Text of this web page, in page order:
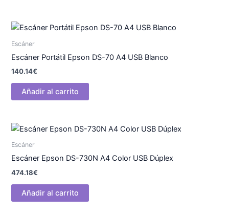
Escáner
Escáner Portátil Epson DS-70 A4 USB Blanco
140.14€
Añadir al carrito
Escáner
Escáner Epson DS-730N A4 Color USB Dúplex
474.18€
Añadir al carrito